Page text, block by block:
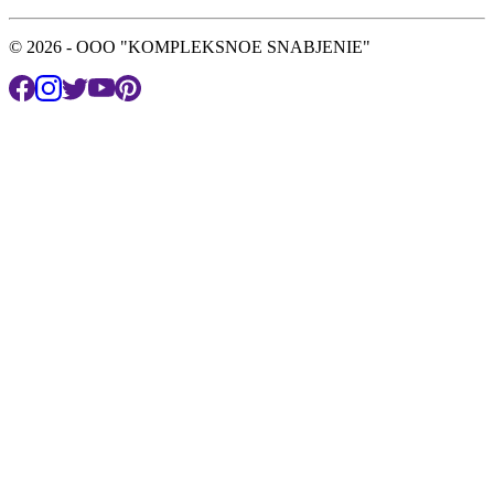
© 2026 - OOO "KOMPLEKSNOE SNABJENIE"